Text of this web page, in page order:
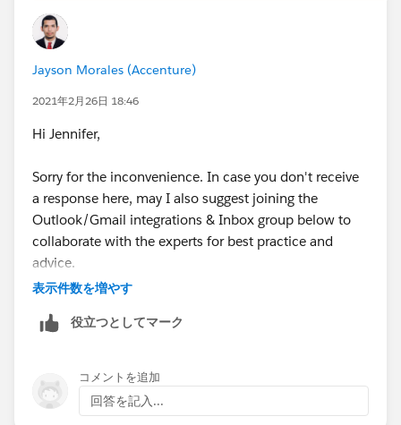
Jayson Morales (Accenture)
2021年2月26日 18:46
Hi Jennifer,
Sorry for the inconvenience. In case you don't receive
a response here, may I also suggest joining the
Outlook/Gmail integrations & Inbox group below to
collaborate with the experts for best practice and
advice.
groups/GroupProfilePage?g=0F9300000009M90CAE
Hope that helps.
Regards,
表示件数を増やす
役立つとしてマーク
コメントを追加
回答を記入...